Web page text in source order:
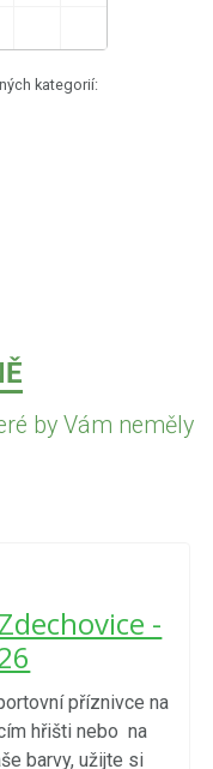
kategorií:
by Vám neměly
-
příznivce na
hřišti nebo na
barvy, užijte si